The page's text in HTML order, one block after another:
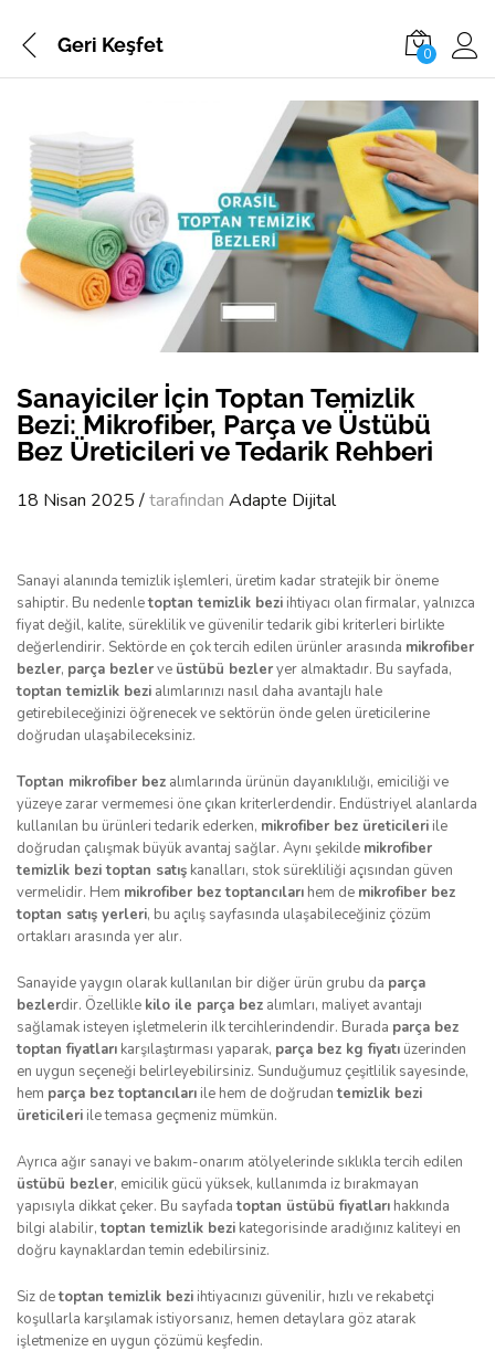
Geri Keşfet 0
Sanayiciler İçin Toptan Temizlik
Bezi: Mikrofiber, Parça ve Üstübü
Bez Üreticileri ve Tedarik Rehberi
18 Nisan 2025/tarafından Adapte Dijital
Sanayi alanında temizlik işlemleri, üretim kadar stratejik bir öneme
sahiptir. Bu nedenletoptan temizlik bezi ihtiyacı olan firmalar, yalnızca
fiyat değil, kalite, süreklilik ve güvenilir tedarik gibi kriterleri birlikte
değerlendirir. Sektörde en çok tercih edilen ürünler arasında mikrofiber
bezler, parça bezlerve üstübü bezleryer almaktadır. Bu sayfada,
toptan temizlik bezi alımlarınızı nasıl daha avantajlı hale
getirebileceğinizi öğrenecek ve sektörün önde gelen üreticilerine
doğrudan ulaşabileceksiniz.
Toptan mikrofiber bez alımlarında ürünün dayanıklılığı, emiciliği ve
yüzeye zarar vermemesi öne çıkan kriterlerdendir. Endüstriyel alanlarda
kullanılan bu ürünleri tedarik ederken, mikrofiber bez üreticileri ile
doğrudan çalışmak büyük avantaj sağlar. Aynı şekilde mikrofiber
temizlik bezi toptan satış kanalları, stok sürekliliği açısından güven
vermelidir. Hem mikrofiber bez toptancıları hem de mikrofiber bez
toptan satış yerleri, bu açılış sayfasında ulaşabileceğiniz çözüm
ortakları arasında yer alır.
Sanayide yaygın olarak kullanılan bir diğer ürün grubu da parça
bezlerdir. Özellikle kilo ile parça bez alımları, maliyet avantajı
sağlamak isteyen işletmelerin ilk tercihlerindendir. Burada parça bez
toptan fiyatları karşılaştırması yaparak, parça bez kg fiyatı üzerinden
en uygun seçeneği belirleyebilirsiniz. Sunduğumuz çeşitlilik sayesinde,
hem parça bez toptancıları ile hem de doğrudantemizlik bezi
üreticileri ile temasa geçmeniz mümkün.
Ayrıca ağır sanayi ve bakım-onarım atölyelerinde sıklıkla tercih edilen
üstübü bezler, emicilik gücü yüksek, kullanımda iz bırakmayan
yapısıyla dikkat çeker. Bu sayfadatoptan üstübü fiyatları hakkında
bilgi alabilir,toptan temizlik bezi kategorisinde aradığınız kaliteyi en
doğru kaynaklardan temin edebilirsiniz.
Siz detoptan temizlik bezi ihtiyacınızı güvenilir, hızlı ve rekabetçi
koşullarla karşılamak istiyorsanız, hemen detaylara göz atarak
işletmenize en uygun çözümü keşfedin.